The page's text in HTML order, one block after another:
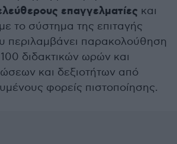
επαγγελματίες και
το σύστημα της επιταγής
περιλαμβάνει παρακολούθηση
διδακτικών ωρών και
και δεξιοτήτων από
φορείς πιστοποίησης.